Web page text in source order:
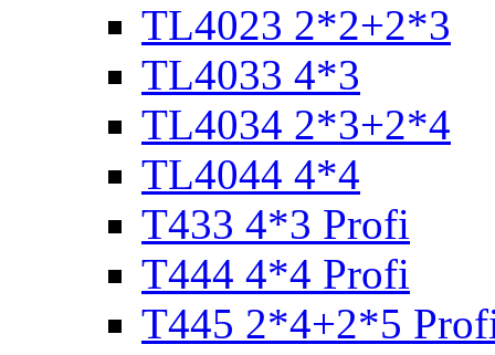
TL4023 2*2+2*3
TL4033 4*3
TL4034 2*3+2*4
TL4044 4*4
T433 4*3 Profi
T444 4*4 Profi
T445 2*4+2*5